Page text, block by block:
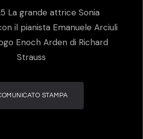
La grande attrice Sonia
il pianista Emanuele Arciuli
Enoch Arden di Richard
Strauss
STAMPA